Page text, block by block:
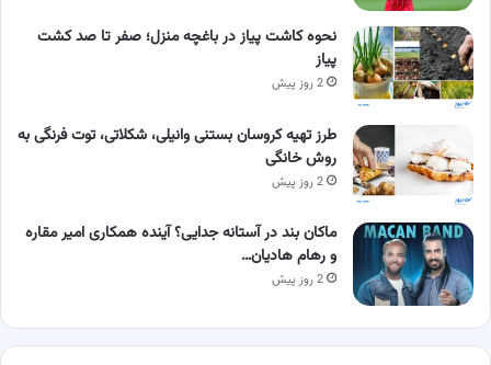
نحوه کاشت پیاز در باغچه منزل؛ صفر تا صد کشت
پیاز
2 روز پیش
طرز تهیه کروسان بستنی وانیلی، شکلاتی، توت فرنگی به
روش خانگی
2 روز پیش
ماکان بند در آستانه جدایی؟ آینده همکاری امیر مقاره
و رهام هادیان…
2 روز پیش